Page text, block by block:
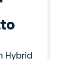
Hybrid